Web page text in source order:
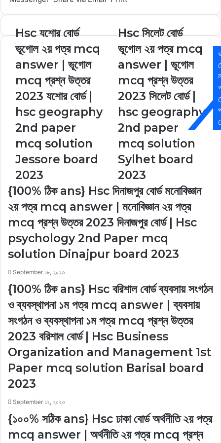
Hsc যশোর বোর্ড
ভূগোল ২য় পত্র mcq
answer | ভূগোল
mcq প্রশ্ন উত্তর
2023 যশোর বোর্ড |
hsc geography
2nd paper
mcq solution
Jessore board
2023
Hsc সিলেট বোর্ড
ভূগোল ২য় পত্র mcq
answer | ভূগোল
mcq প্রশ্ন উত্তর
2023 সিলেট বোর্ড |
hsc geography
2nd paper
mcq solution
Sylhet board
2023
{100% ঠিক ans} Hsc দিনাজপুর বোর্ড মনোবিজ্ঞান
২য় পত্র mcq answer | মনোবিজ্ঞান ২য় পত্র
mcq প্রশ্ন উত্তর 2023 দিনাজপুর বোর্ড | Hsc
psychology 2nd Paper mcq
solution Dinajpur board 2023
September ১৮, ২০২৩
{100% ঠিক ans} Hsc বরিশাল বোর্ড ব্যবসায় সংগঠন
ও ব্যবস্থাপনা ১ম পত্র mcq answer | ব্যবসায়
সংগঠন ও ব্যবস্থাপনা ১ম পত্র mcq প্রশ্ন উত্তর
2023 বরিশাল বোর্ড | Hsc Business
Organization and Management 1st
Paper mcq solution Barisal board
2023
September ১২, ২০২৩
{১০০% সঠিক ans} Hsc ঢাকা বোর্ড অর্থনীতি ২য় পত্র
mcq answer | অর্থনীতি ২য় পত্র mcq প্রশ্ন